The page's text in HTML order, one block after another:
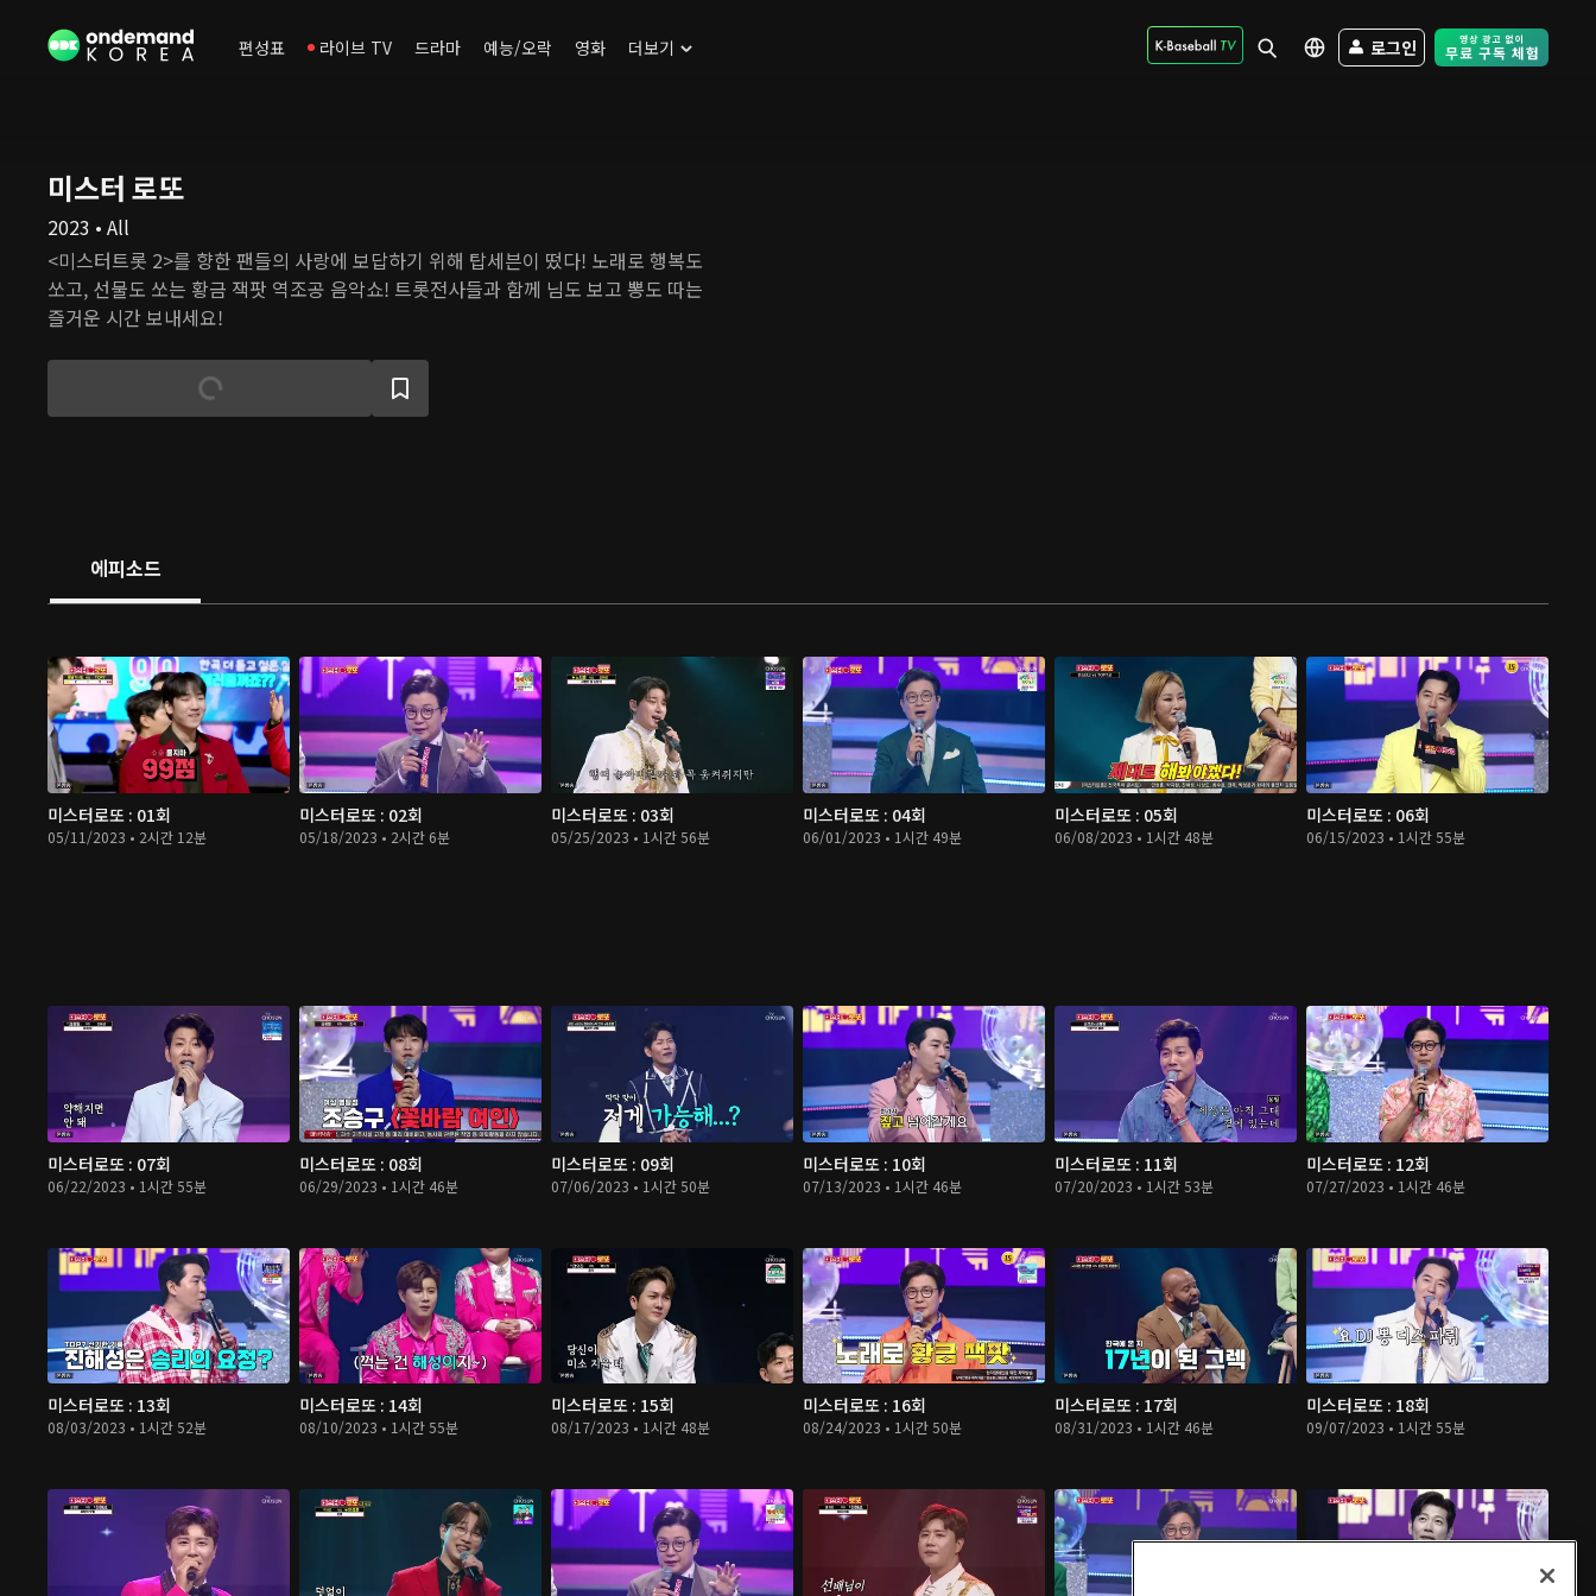
편성표 라이브 TV 드라마 예능/오락 영화 더보기 로그인 Free Trial -
미스터 로또
2023 • All
<미스터트롯 2>를 향한 팬들의 사랑에 보답하기 위해 탑세븐이 떴다! 노래로 행복도
쏘고, 선물도 쏘는 황금 잭팟 역조공 음악쇼! 트롯전사들과 함께 님도 보고 뽕도 따는
즐거운 시간 보내세요!
에피소드
미스터로또 : 01회
05/11/2023 • 2시간 12분
미스터로또 : 02회
05/18/2023 • 2시간 6분
미스터로또 : 03회
05/25/2023 • 1시간 56분
미스터로또 : 04회
06/01/2023 • 1시간 49분
미스터로또 : 05회
06/08/2023 • 1시간 48분
미스터로또 : 06회
06/15/2023 • 1시간 55분
미스터로또 : 07회
06/22/2023 • 1시간 55분
미스터로또 : 08회
06/29/2023 • 1시간 46분
미스터로또 : 09회
07/06/2023 • 1시간 50분
미스터로또 : 10회
07/13/2023 • 1시간 46분
미스터로또 : 11회
07/20/2023 • 1시간 53분
미스터로또 : 12회
07/27/2023 • 1시간 46분
미스터로또 : 13회
08/03/2023 • 1시간 52분
미스터로또 : 14회
08/10/2023 • 1시간 55분
미스터로또 : 15회
08/17/2023 • 1시간 48분
미스터로또 : 16회
08/24/2023 • 1시간 50분
미스터로또 : 17회
08/31/2023 • 1시간 46분
미스터로또 : 18회
09/07/2023 • 1시간 55분